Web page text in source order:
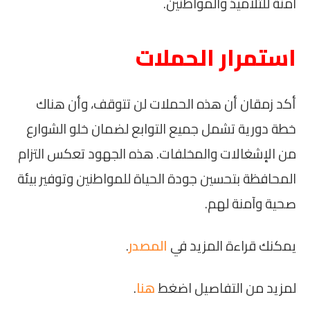
استمرار الحملات
أكد زمقان أن هذه الحملات لن تتوقف، وأن هناك
خطة دورية تشمل جميع التوابع لضمان خلو الشوارع
من الإشغالات والمخلفات. هذه الجهود تعكس التزام
المحافظة بتحسين جودة الحياة للمواطنين وتوفير بيئة
صحية وآمنة لهم.
يمكنك قراءة المزيد فيالمصدر.
لمزيد من التفاصيل اضغطهنا.